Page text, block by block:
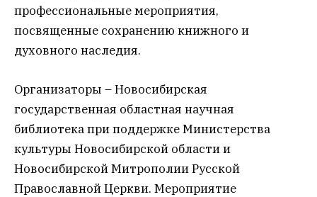
профессиональные мероприятия,
посвященные сохранению книжного и
духовного наследия.
Организаторы – Новосибирская
государственная областная научная
библиотека при поддержке Министерства
культуры Новосибирской области и
Новосибирской Митрополии Русской
Православной Церкви. Мероприятие